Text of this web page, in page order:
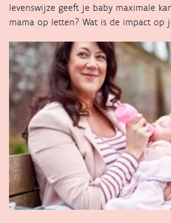
levenswijze geeft je baby maximale
mama op letten? Wat is de impact op